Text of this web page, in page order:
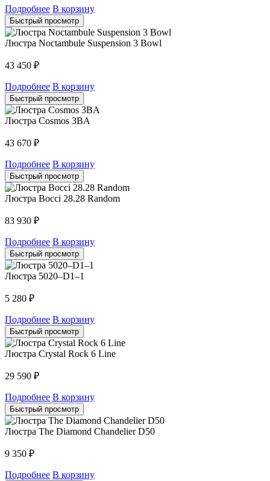
Подробнее В корзину
Быстрый просмотр
Люстра Noctambule Suspension 3 Bowl
43 450 ₽
Подробнее В корзину
Быстрый просмотр
Люстра Cosmos 3BA
43 670 ₽
Подробнее В корзину
Быстрый просмотр
Люстра Bocci 28.28 Random
83 930 ₽
Подробнее В корзину
Быстрый просмотр
Люстра 5020–D1–1
5 280 ₽
Подробнее В корзину
Быстрый просмотр
Люстра Crystal Rock 6 Line
29 590 ₽
Подробнее В корзину
Быстрый просмотр
Люстра The Diamond Chandelier D50
9 350 ₽
Подробнее В корзину